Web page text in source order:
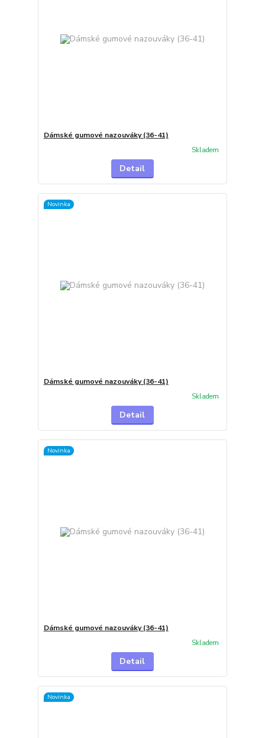
Dámské gumové nazouváky (36-41)
Skladem
Detail
Novinka
Dámské gumové nazouváky (36-41)
Skladem
Detail
Novinka
Dámské gumové nazouváky (36-41)
Skladem
Detail
Novinka